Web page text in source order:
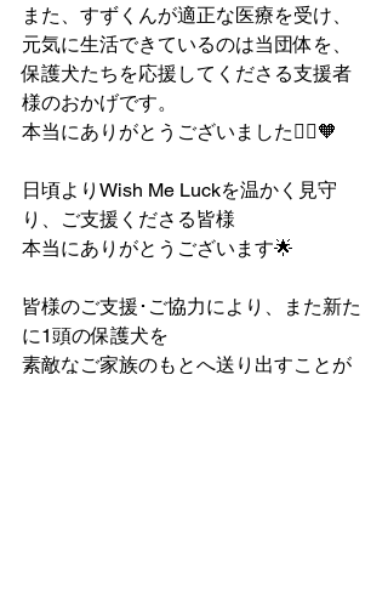
また、すずくんが適正な医療を受け、
元気に生活できているのは当団体を、
保護犬たちを応援してくださる支援者
様のおかげです。
本当にありがとうございました🙇‍♂️🧡
日頃よりWish Me Luckを温かく見守
り、ご支援くださる皆様
本当にありがとうございます🌟
皆様のご支援･ご協力により、また新た
に1頭の保護犬を
素敵なご家族のもとへ送り出すことが